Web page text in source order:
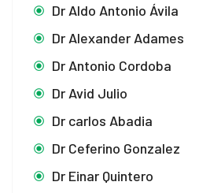
Dr Aldo Antonio Ávila
Dr Alexander Adames
Dr Antonio Cordoba
Dr Avid Julio
Dr carlos Abadia
Dr Ceferino Gonzalez
Dr Einar Quintero